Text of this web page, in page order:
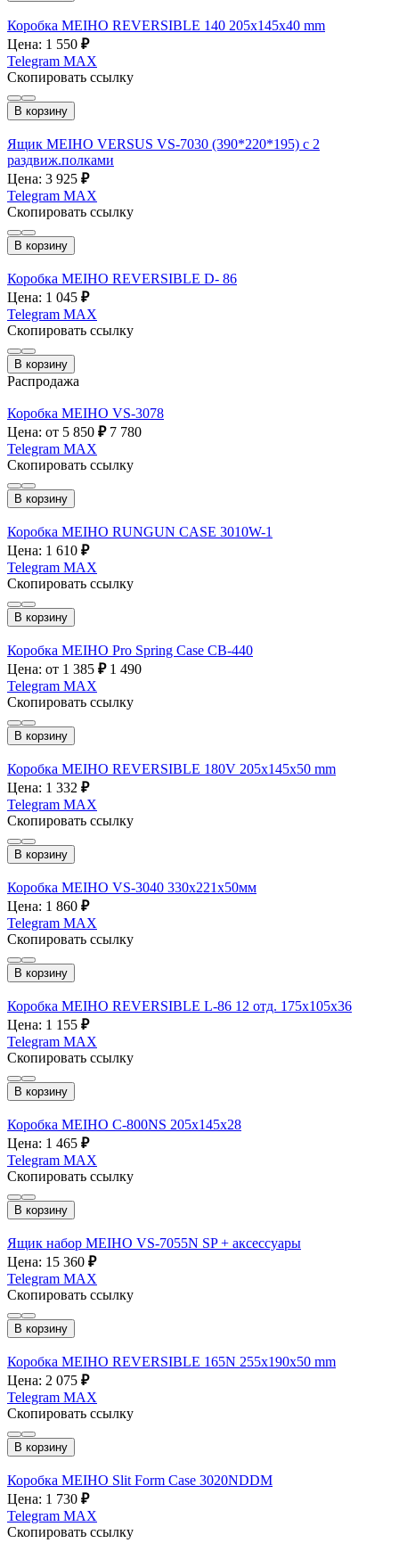
Коробка MEIHO REVERSIBLE 140 205х145х40 mm
Цена: 1 550 ₽
Telegram MAX
Скопировать ссылку
В корзину
Ящик MEIHO VERSUS VS-7030 (390*220*195) с 2
раздвиж.полками
Цена: 3 925 ₽
Telegram MAX
Скопировать ссылку
В корзину
Коробка MEIHO REVERSIBLE D- 86
Цена: 1 045 ₽
Telegram MAX
Скопировать ссылку
В корзину
Распродажа
Коробка MEIHO VS-3078
Цена: от 5 850 ₽ 7 780
Telegram MAX
Скопировать ссылку
В корзину
Коробка MEIHO RUNGUN CASE 3010W-1
Цена: 1 610 ₽
Telegram MAX
Скопировать ссылку
В корзину
Коробка MEIHO Pro Spring Case CB-440
Цена: от 1 385 ₽ 1 490
Telegram MAX
Скопировать ссылку
В корзину
Коробка MEIHO REVERSIBLE 180V 205х145х50 mm
Цена: 1 332 ₽
Telegram MAX
Скопировать ссылку
В корзину
Коробка MEIHO VS-3040 330х221х50мм
Цена: 1 860 ₽
Telegram MAX
Скопировать ссылку
В корзину
Коробка MEIHO REVERSIBLE L-86 12 отд. 175х105х36
Цена: 1 155 ₽
Telegram MAX
Скопировать ссылку
В корзину
Коробка MEIHO C-800NS 205х145х28
Цена: 1 465 ₽
Telegram MAX
Скопировать ссылку
В корзину
Ящик набор MEIHO VS-7055N SP + аксессуары
Цена: 15 360 ₽
Telegram MAX
Скопировать ссылку
В корзину
Коробка MEIHO REVERSIBLE 165N 255х190х50 mm
Цена: 2 075 ₽
Telegram MAX
Скопировать ссылку
В корзину
Коробка MEIHO Slit Form Case 3020NDDM
Цена: 1 730 ₽
Telegram MAX
Скопировать ссылку